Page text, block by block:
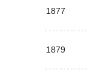
1877
1879